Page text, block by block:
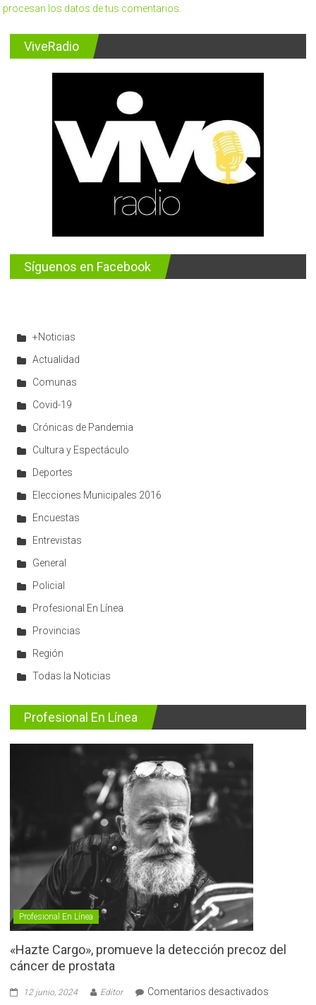
procesan los datos de tus comentarios.
ViveRadio
Síguenos en Facebook
+Noticias
Actualidad
Comunas
Covid-19
Crónicas de Pandemia
Cultura y Espectáculo
Deportes
Elecciones Municipales 2016
Encuestas
Entrevistas
General
Policial
Profesional En Línea
Provincias
Región
Todas la Noticias
Profesional En Línea
Profesional En Línea
«Hazte Cargo», promueve la detección precoz del
cáncer de prostata
12 junio, 2024 Editor Comentarios desactivados